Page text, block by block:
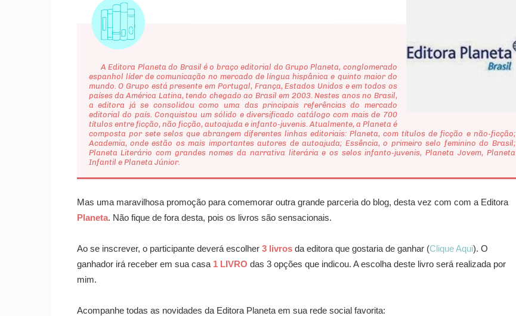
A Editora Planeta do Brasil é o braço editorial do Grupo Planeta, conglomerado
espanhol líder de comunicação no mercado de língua hispânica e quinto maior do
mundo. O Grupo está presente em Portugal, França, Estados Unidos e em todos os
países da América Latina, tendo chegado ao Brasil em 2003. Nestes anos no Brasil,
a editora já se consolidou como uma das principais referências do mercado
editorial do país. Conquistou um sólido e diversificado catálogo com mais de 700
títulos entre ficção, não ficção, autoajuda e infanto-juvenis. Atualmente, a Planeta é
composta por sete selos que abrangem diferentes linhas editoriais: Planeta, com títulos de ficção e não-ficção;
Academia, onde estão os mais importantes autores de autoajuda; Essência, o primeiro selo feminino do Brasil;
Planeta Literário com grandes nomes da narrativa literária e os selos infanto-juvenis, Planeta Jovem, Planeta
Infantil e Planeta Júnior.
Mas uma maravilhosa promoção para comemorar outra grande parceria do blog, desta vez com com a Editora
Planeta. Não fique de fora desta, pois os livros são sensacionais.
Ao se inscrever, o participante deverá escolher 3 livros da editora que gostaria de ganhar (Clique Aqui). O
ganhador irá receber em sua casa 1 LIVRO das 3 opções que indicou. A escolha deste livro será realizada por
mim.
Acompanhe todas as novidades da Editora Planeta em sua rede social favorita: